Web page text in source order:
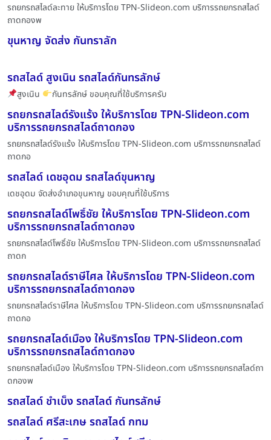
รถยกรถสไลด์ละทาย ให้บริการโดย TPN-Slideon.com บริการรถยกรถสไลด์
ถาดกองพ
ขุนหาญ จัดส่ง กันทราลัก
รถสไลด์ สูงเนิน รถสไลด์กันทรลักษ์
สูงเนิน กันทรลักษ์ ขอบคุณที่ใช้บริการครับ
รถยกรถสไลด์รังแร้ง ให้บริการโดย TPN-Slideon.com
บริการรถยกรถสไลด์ถาดกอง
รถยกรถสไลด์รังแร้ง ให้บริการโดย TPN-Slideon.com บริการรถยกรถสไลด์
ถาดกอ
รถสไลด์ เดชอุดม รถสไลด์ขุนหาญ
เดชอุดม จัดส่งอำเภอขุนหาญ ขอบคุณที่ใช้บริการ
รถยกรถสไลด์โพธิ์ชัย ให้บริการโดย TPN-Slideon.com
บริการรถยกรถสไลด์ถาดกอง
รถยกรถสไลด์โพธิ์ชัย ให้บริการโดย TPN-Slideon.com บริการรถยกรถสไลด์
ถาดก
รถยกรถสไลด์ราษีไศล ให้บริการโดย TPN-Slideon.com
บริการรถยกรถสไลด์ถาดกอง
รถยกรถสไลด์ราษีไศล ให้บริการโดย TPN-Slideon.com บริการรถยกรถสไลด์
ถาดกอ
รถยกรถสไลด์เมือง ให้บริการโดย TPN-Slideon.com
บริการรถยกรถสไลด์ถาดกอง
รถยกรถสไลด์เมือง ให้บริการโดย TPN-Slideon.com บริการรถยกรถสไลด์ถา
ดกองพ
รถสไลด์ ชำเบ็ง รถสไลด์ กันทรลักษ์
รถสไลด์ ศรีสะเกษ รถสไลด์ กทม